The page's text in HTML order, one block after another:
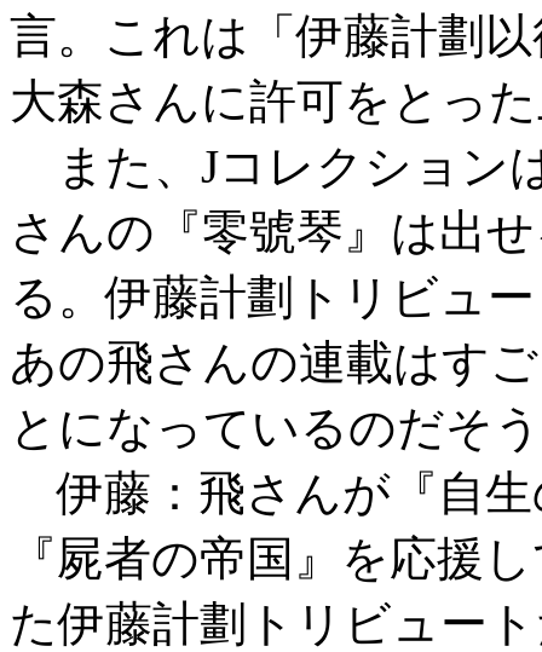
言。これは「伊藤計劃
大森さんに許可をとっ
また、Jコレクション
さんの『零號琴』は出
る。伊藤計劃トリビュ
あの飛さんの連載はす
とになっているのだそ
伊藤：飛さんが『自
『屍者の帝国』を応援
た伊藤計劃トリビュー